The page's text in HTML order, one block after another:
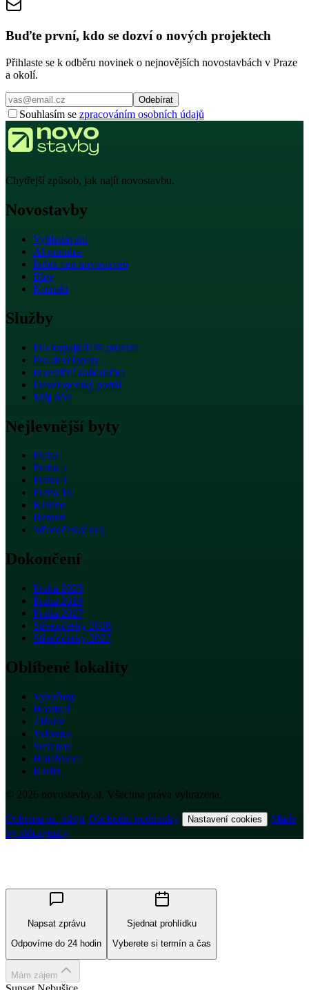
Buďte první, kdo se dozví o nových projektech
Přihlaste se k odběru novinek o nejnovějších novostavbách v Praze
a okolí.
Odebírat
Souhlasím se zpracováním osobních údajů
Chytřejší způsob, jak najít novostavbu.
Novostavby
Vyhledávání
AI poradce
Index cen novostaveb
Blog
Kontakt
Služby
Pro kupující0 % provize
Pro developery
Investiční kalkulačka
Developerský portál
Můj účet
Nejlevnější byty
Praha
Praha 5
Praha 9
Praha 10
Kladno
Beroun
Středočeský kraj
Dokončení
Praha 2025
Praha 2026
Praha 2027
Středočeský 2026
Středočeský 2027
Oblíbené lokality
Vysočany
Hostivař
Žižkov
Vršovice
Smíchov
Holešovice
Karlín
© 2026 novostavby.ai. Všechna práva vyhrazena.
Ochrana os. údajů·Obchodní podmínky· Nastavení cookies ·Made
by shh.agency
Napsat zprávu
Odpovíme do 24 hodin
Sjednat prohlídku
Vyberete si termín a čas
Mám zájem